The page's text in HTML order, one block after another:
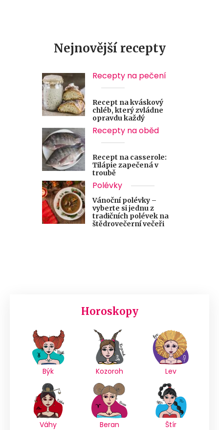
Nejnovější recepty
Recepty na pečení
Recept na kváskový
chléb, který zvládne
opravdu každý
Recepty na oběd
Recept na casserole:
Tilápie zapečená v
troubě
Polévky
Vánoční polévky –
vyberte si jednu z
tradičních polévek na
štědrovečerní večeři
Horoskopy
Býk Kozoroh Lev
Váhy Beran Štír